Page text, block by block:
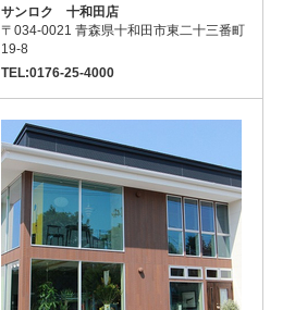
サンロク 十和田店
〒034-0021 青森県十和田市東二十三番町
19-8
TEL:0176-25-4000